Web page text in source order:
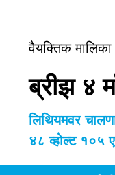
वैयक्तिक मालिका
ब्रीझ ४
लिथियमवर
४८ व्होल्ट १०५